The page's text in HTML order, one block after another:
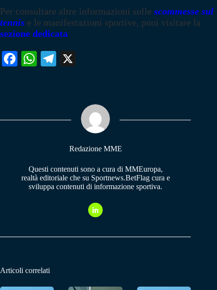
Per consultare altre informazioni sulle scommesse sul
tennis e le manifestazioni sportive, puoi visitare la
sezione dedicata
Fa W
pp
Te
m
Redazione MME
Questi contenuti sono a cura di MMEuropa,
realtà editoriale che su Sportnews.BetFlag cura e
sviluppa contenuti di informazione sportiva.
Articoli correlati